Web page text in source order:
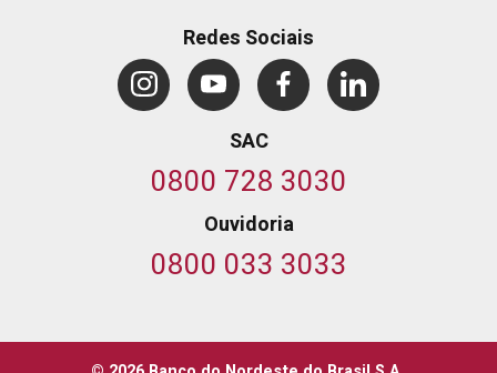
Redes Sociais
SAC
0800 728 3030
Ouvidoria
0800 033 3033